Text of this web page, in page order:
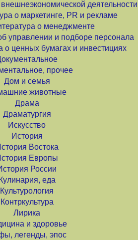
деятельности
о маркетинге, PR и рекламе
о менеджменте
управлении и подборе персонала
о ценных бумагах и инвестициях
прочее
Дом и семья
животные
Драма
Драматургия
Искусство
История
Востока
Европы
России
Кулинария, еда
Культурология
Контркультура
Лирика
и здоровье
легенды, эпос